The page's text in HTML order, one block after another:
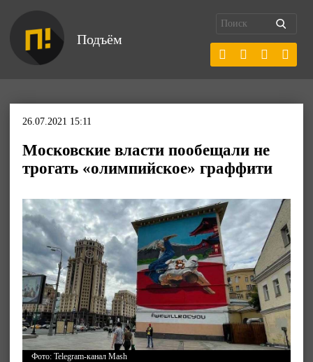
Подъём
26.07.2021 15:11
Московские власти пообещали не
трогать «олимпийское» граффити
Фото: Telegram-канал Mash